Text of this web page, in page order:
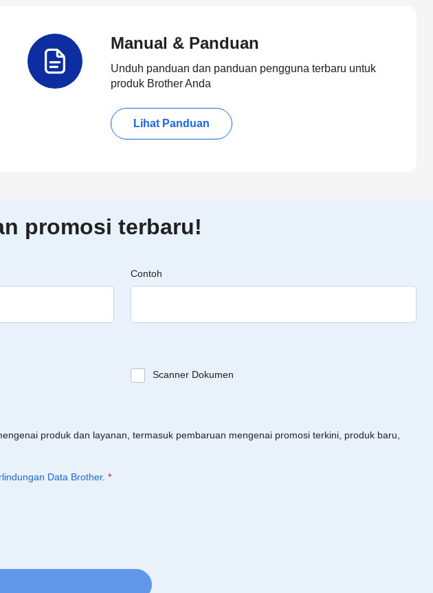
Manual & Panduan
Unduh panduan dan panduan pengguna terbaru untuk
produk Brother Anda
Lihat Panduan
promosi terbaru!
Contoh
Scanner Dokumen
produk dan layanan, termasuk pembaruan mengenai promosi terkini, produk baru,
Data Brother. *